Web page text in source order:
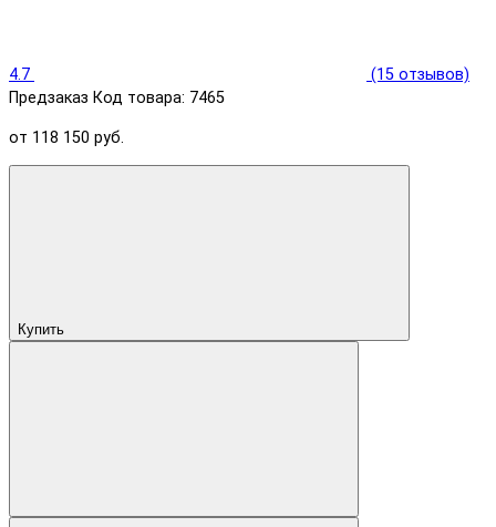
4.7
(15 отзывов)
Предзаказ Код товара: 7465
от 118 150 руб.
Купить